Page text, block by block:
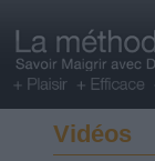
Vidéos